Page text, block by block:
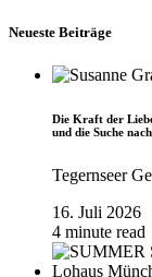
Neueste Beiträge
Die Kraft der
und die Suche
Tegernseer
16. Juli 2026
4 minute read